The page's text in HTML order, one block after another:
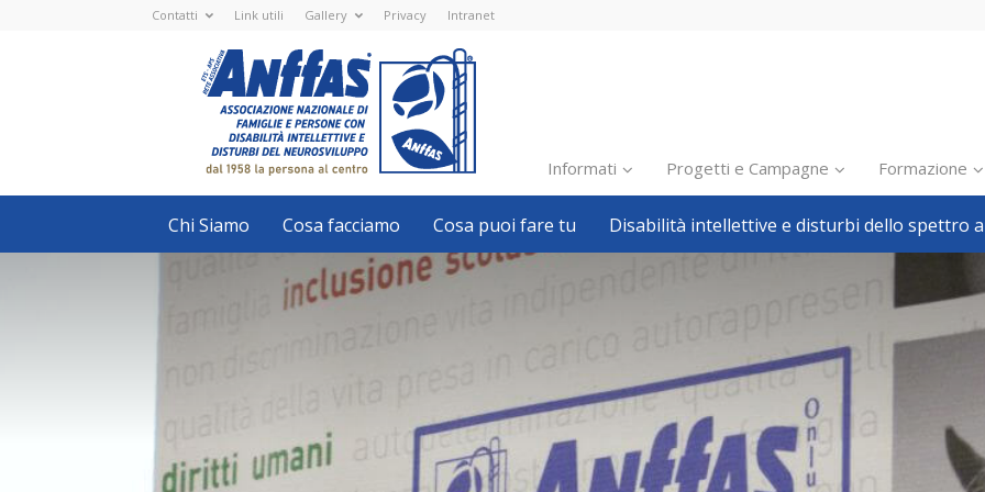
Contatti Link utili Gallery Privacy Intranet
Nazionale
ETS
-
APS
Associazione
Nazionale
di
Famiglie
e
con
disabilità
intellettive
neurosviluppo
Informati
Inclusione scolastica
Inclusione lavorativa
Politiche sociali
Pillole
Formazione
Avvisi, bandi
Welfare locale
Progetti e Campagne Formazione
Chi Siamo Cosa facciamo Cosa puoi fare tu Disabilità intellettive e disturbi dello spettro